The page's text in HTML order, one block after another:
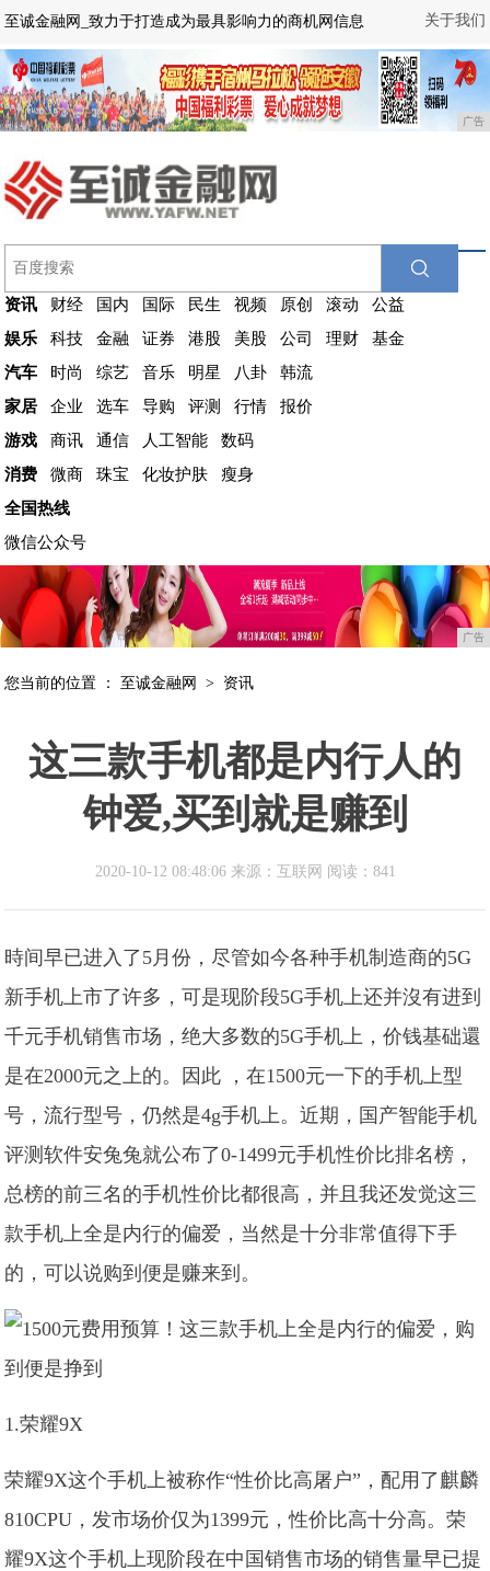
关于我们
至诚金融网_致力于打造成为最具影响力的商机网信息
广告
资讯 财经 国内 国际 民生 视频 原创 滚动
公益
娱乐
科技 金融 证券 港股 美股 公司 理财
基金
汽车
时尚 综艺 音乐 明星 八卦
韩流
家居
企业 选车 导购 评测 行情
报价
游戏
商讯 通信 人工智能
数码
消费
微商 珠宝 化妆护肤
瘦身
全国热线
微信公众号
广告
您当前的位置 ： 至诚金融网 > 资讯
这三款手机都是内行人的
钟爱,买到就是赚到
2020-10-12 08:48:06 来源：互联网 阅读：841
時间早已进入了5月份，尽管如今各种手机制造商的5G
新手机上市了许多，可是现阶段5G手机上还并沒有进到
千元手机销售市场，绝大多数的5G手机上，价钱基础還
是在2000元之上的。因此 ，在1500元一下的手机上型
号，流行型号，仍然是4g手机上。近期，国产智能手机
评测软件安兔兔就公布了0-1499元手机性价比排名榜，
总榜的前三名的手机性价比都很高，并且我还发觉这三
款手机上全是内行的偏爱，当然是十分非常值得下手
的，可以说购到便是赚来到。
1.荣耀9X
荣耀9X这个手机上被称作“性价比高屠户”，配用了麒麟
810CPU，发市场价仅为1399元，性价比高十分高。荣
耀9X这个手机上现阶段在中国销售市场的销售量早已提